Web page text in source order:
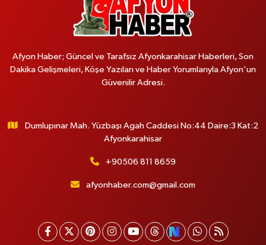
Afyon Haber; Güncel ve Tarafsız Afyonkarahisar Haberleri, Son
Dakika Gelişmeleri, Köşe Yazıları ve Haber Yorumlarıyla Afyon'un
Güvenilir Adresi.
Dumlupınar Mah. Yüzbaşı Agah Caddesi No:44 Daire:3 Kat:2
Afyonkarahisar
+90506 811 8659
afyonhaber.com@gmail.com